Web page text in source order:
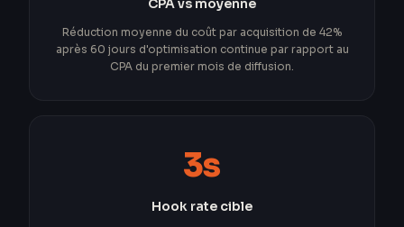
CPA vs moyenne
Réduction moyenne du coût par acquisition de 42%
après 60 jours d'optimisation continue par rapport au
CPA du premier mois de diffusion.
3s
Hook rate cible